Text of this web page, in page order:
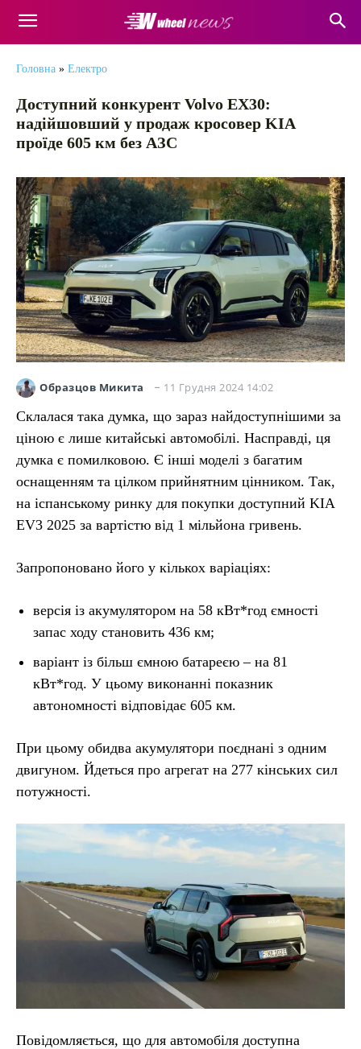
Головна » Електро
Доступний конкурент Volvo EX30:
надійшовший у продаж кросовер KIA
проїде 605 км без АЗС
Образцов Микита 11 Грудня 2024 14:02
Склалася така думка, що зараз найдоступнішими за
ціною є лише китайські автомобілі. Насправді, ця
думка є помилковою. Є інші моделі з багатим
оснащенням та цілком прийнятним цінником. Так,
на іспанському ринку для покупки доступний KIA
EV3 2025 за вартістю від 1 мільйона гривень.
Запропоновано його у кількох варіаціях:
версія із акумулятором на 58 кВт*год ємності
запас ходу становить 436 км;
варіант із більш ємною батареєю – на 81
кВт*год. У цьому виконанні показник
автономності відповідає 605 км.
При цьому обидва акумулятори поєднані з одним
двигуном. Йдеться про агрегат на 277 кінських сил
потужності.
Повідомляється, що для автомобіля доступна